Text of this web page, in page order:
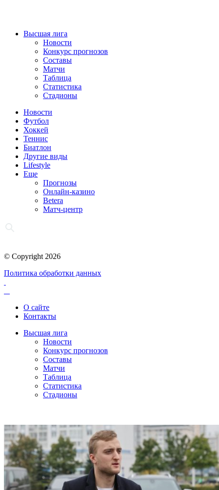
Высшая лига
Новости
Конкурс прогнозов
Составы
Матчи
Таблица
Статистика
Стадионы
Новости
Футбол
Хоккей
Теннис
Биатлон
Другие виды
Lifestyle
Еще
Прогнозы
Онлайн-казино
Betera
Матч-центр
© Copyright 2026
Политика обработки данных
О сайте
Контакты
Высшая лига
Новости
Конкурс прогнозов
Составы
Матчи
Таблица
Статистика
Стадионы